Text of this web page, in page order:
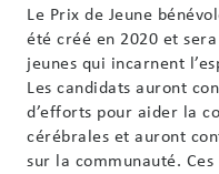
Le Prix ​​de Jeune
été créé en 2020 et
jeunes qui incarnent
Les candidats auront
d’efforts pour aider la
cérébrales et auront
sur la communauté.